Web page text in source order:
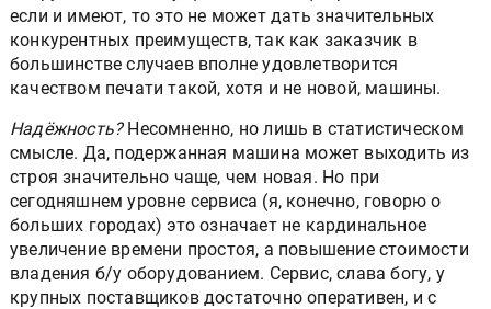
если и имеют, то это не может дать значительных
конкурентных преимуществ, так как заказчик в
большинстве случаев вполне удовлетворится
качеством печати такой, хотя и не новой, машины.
Надёжность?Несомненно, но лишь в статистическом
смысле. Да, подержанная машина может выходить из
строя значительно чаще, чем новая. Но при
сегодняшнем уровне сервиса (я, конечно, говорю о
больших городах) это означает не кардинальное
увеличение времени простоя, а повышение стоимости
владения б/у оборудованием. Сервис, слава богу, у
крупных поставщиков достаточно оперативен, и с